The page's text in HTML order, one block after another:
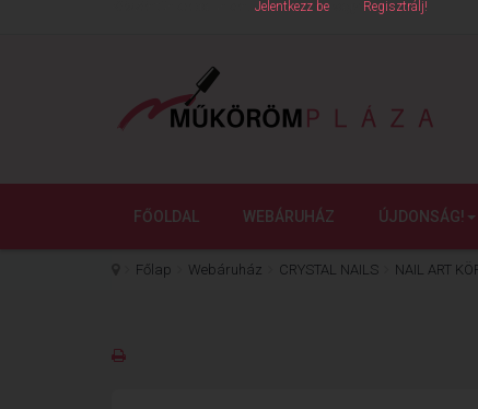
Jelentkezz be Regisztrálj!
FŐOLDAL WEBÁRUHÁZ ÚJDONSÁG!
Főlap Webáruház CRYSTAL NAILS NAIL ART